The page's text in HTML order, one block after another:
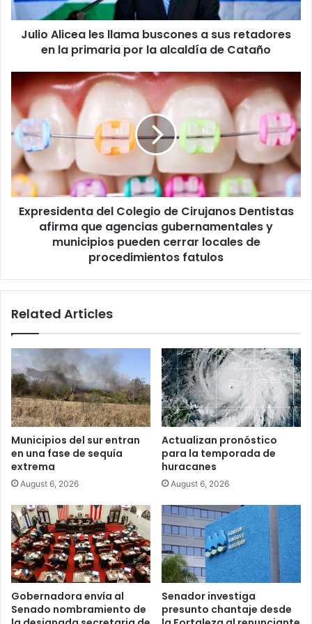
retadores
en
primaria
alcaldía
de
Cataño
Julio Alicea les llama buscones a sus retadores
en la primaria por la alcaldía de Cataño
Expresidenta
del
Colegio
de
Cirujanos
Dentistas
afirma
que
agencias
gubernamentales
municipios
locales
procedimientos
Expresidenta del Colegio de Cirujanos Dentistas
afirma que agencias gubernamentales y
municipios pueden cerrar locales de
procedimientos fatulos
Related Articles
Municipios del sur entran
en una fase de sequía
extrema
August 6, 2026
Actualizan pronóstico
para la temporada de
huracanes
August 6, 2026
Gobernadora envía al
Senado nombramiento de
Senador investiga
presunto chantaje desde